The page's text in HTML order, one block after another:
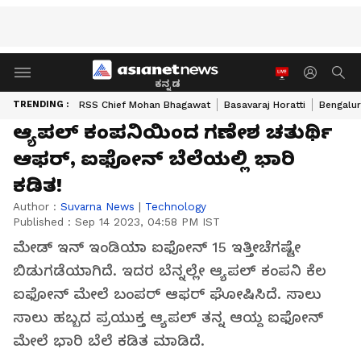
ಕನ್ನಡ
TRENDING : RSS Chief Mohan Bhagawat Basavaraj Horatti
ಆ್ಯಪಲ್‌ ಕಂಪನಿಯಿಂದ ಗಣೇಶ ಚತುರ್ಥಿ
ಆಫರ್, ಐಫೋನ್ ಬೆಲೆಯಲ್ಲಿ ಭಾರಿ
ಕಡಿತ!
Author : Suvarna News | Technology
Published : Sep 14 2023, 04:58 PM IST
ಮೇಡ್ ಇನ್ ಇಂಡಿಯಾ ಐಫೋನ್ 15 ಇತ್ತೀಚೆಗಷ್ಟೇ
ಬಿಡುಗಡೆಯಾಗಿದೆ. ಇದರ ಬೆನ್ನಲ್ಲೇ ಆ್ಯಪಲ್ ಕಂಪನಿ ಕೆಲ
ಐಫೋನ್ ಮೇಲೆ ಬಂಪರ್ ಆಫರ್ ಘೋಷಿಸಿದೆ. ಸಾಲು
ಸಾಲು ಹಬ್ಬದ ಪ್ರಯುಕ್ತ ಆ್ಯಪಲ್ ತನ್ನ ಆಯ್ದ ಐಫೋನ್
ಮೇಲೆ ಭಾರಿ ಬೆಲೆ ಕಡಿತ ಮಾಡಿದೆ.